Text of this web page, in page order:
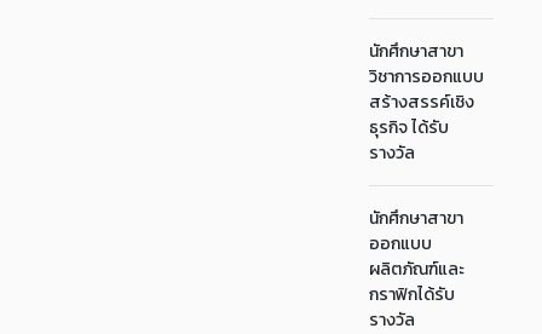
นักศึกษาสาขา
วิชาการออกแบบ
สร้างสรรค์เชิง
ธุรกิจ ได้รับ
รางวัล
นักศึกษาสาขา
ออกแบบ
ผลิตภัณฑ์และ
กราฟิกได้รับ
รางวัล